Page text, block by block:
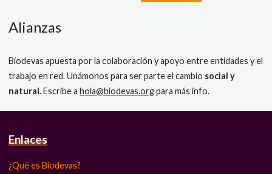
Alianzas
Biodevas apuesta por la colaboración y apoyo entre entidades y el
trabajo en red. Unámonos para ser parte el cambio social y
natural. Escribe ahola@biodevas.orgpara más info.
Enlaces
¿Qué es Biodevas?